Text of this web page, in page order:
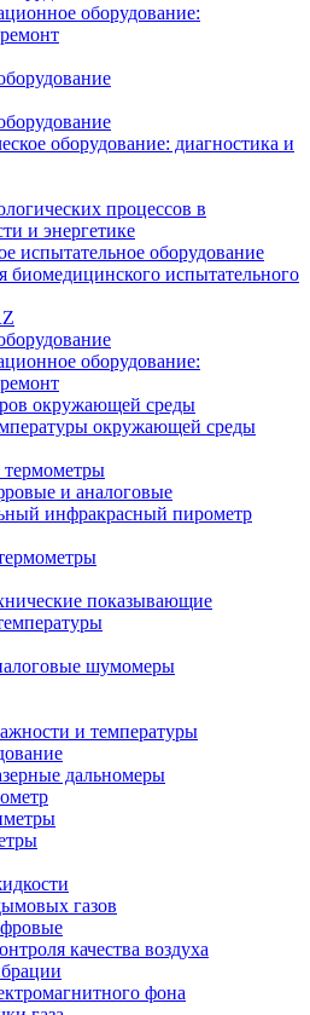
оборудование:
оборудование: диагностика и
процессов в
и энергетике
испытательное оборудование
биомедицинского испытательного
оборудование:
окружающей среды
окружающей среды
и аналоговые
инфракрасный пирометр
показывающие
шумомеры
и температуры
дальномеры
газов
качества воздуха
фона